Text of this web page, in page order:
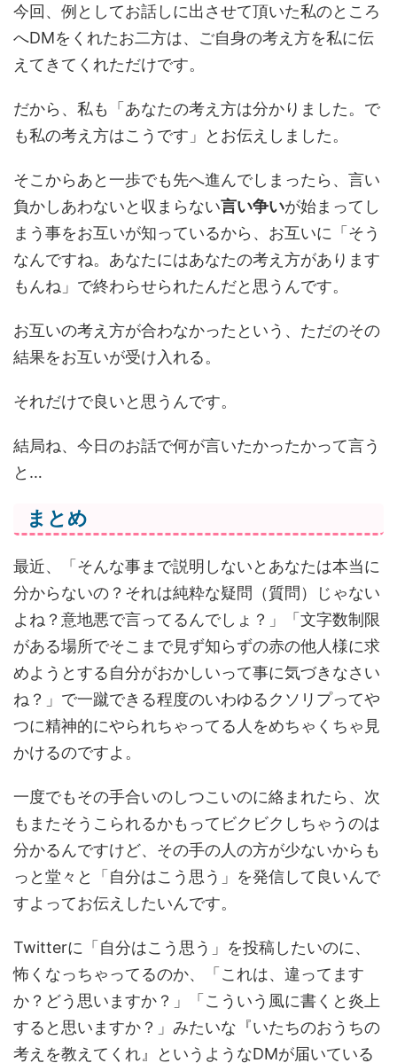
今回、例としてお話しに出させて頂いた私のところ
へDMをくれたお二方は、ご自身の考え方を私に伝
えてきてくれただけです。
だから、私も「あなたの考え方は分かりました。で
も私の考え方はこうです」とお伝えしました。
そこからあと一歩でも先へ進んでしまったら、言い
負かしあわないと収まらない言い争いが始まってし
まう事をお互いが知っているから、お互いに「そう
なんですね。あなたにはあなたの考え方があります
もんね」で終わらせられたんだと思うんです。
お互いの考え方が合わなかったという、ただのその
結果をお互いが受け入れる。
それだけで良いと思うんです。
結局ね、今日のお話で何が言いたかったかって言う
と…
まとめ
最近、「そんな事まで説明しないとあなたは本当に
分からないの？それは純粋な疑問（質問）じゃない
よね？意地悪で言ってるんでしょ？」「文字数制限
がある場所でそこまで見ず知らずの赤の他人様に求
めようとする自分がおかしいって事に気づきなさい
ね？」で一蹴できる程度のいわゆるクソリプってや
つに精神的にやられちゃってる人をめちゃくちゃ見
かけるのですよ。
一度でもその手合いのしつこいのに絡まれたら、次
もまたそうこられるかもってビクビクしちゃうのは
分かるんですけど、その手の人の方が少ないからも
っと堂々と「自分はこう思う」を発信して良いんで
すよってお伝えしたいんです。
Twitterに「自分はこう思う」を投稿したいのに、
怖くなっちゃってるのか、「これは、違ってます
か？どう思いますか？」「こういう風に書くと炎上
すると思いますか？」みたいな『いたちのおうちの
考えを教えてくれ』というようなDMが届いている